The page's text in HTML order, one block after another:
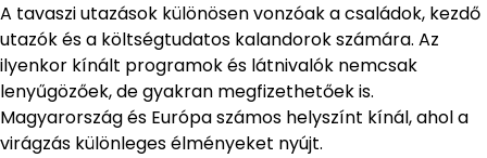
A tavaszi utazások különösen vonzóak a családok, kezdő
utazók és a költségtudatos kalandorok számára. Az
ilyenkor kínált programok és látnivalók nemcsak
lenyűgözőek, de gyakran megfizethetőek is.
Magyarország és Európa számos helyszínt kínál, ahol a
virágzás különleges élményeket nyújt.